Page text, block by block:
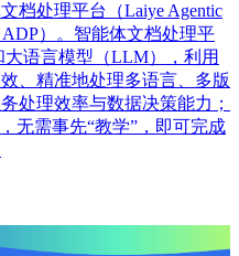
档处理平台（Laiye Agentic
ADP）。智能体文档处理平
语言模型（LLM），利用
、精准地处理多语言、多版
处理效率与数据决策能力；
无需事先“教学”，即可完成